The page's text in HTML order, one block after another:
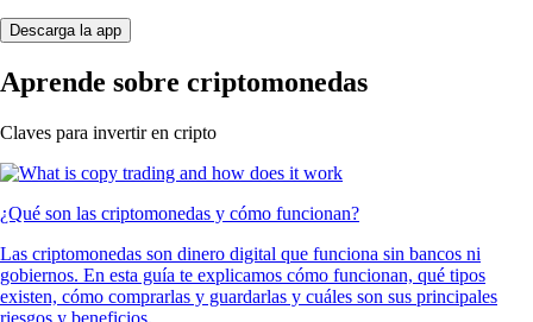
Descarga la app
Aprende sobre criptomonedas
Claves para invertir en cripto
¿Qué son las criptomonedas y cómo funcionan?
Las criptomonedas son dinero digital que funciona sin bancos ni
gobiernos. En esta guía te explicamos cómo funcionan, qué tipos
existen, cómo comprarlas y guardarlas y cuáles son sus principales
riesgos y beneficios.